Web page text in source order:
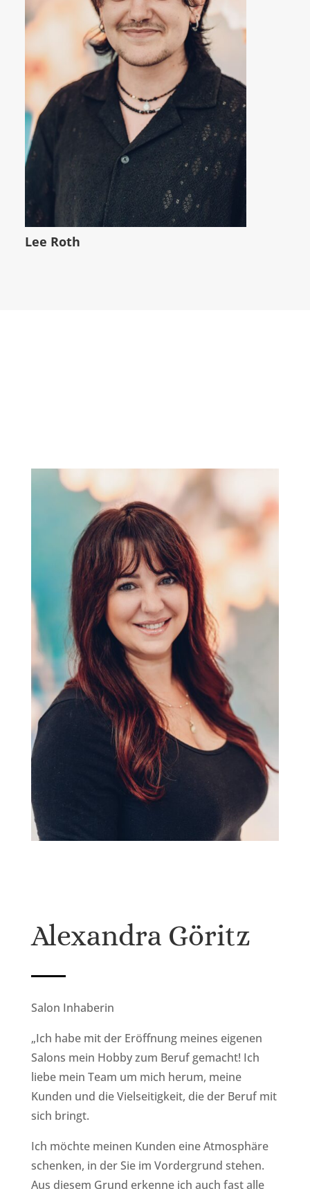
Lee Roth
Alexandra Göritz
Salon Inhaberin
„Ich habe mit der Eröffnung meines eigenen
Salons mein Hobby zum Beruf gemacht! Ich
liebe mein Team um mich herum, meine
Kunden und die Vielseitigkeit, die der Beruf mit
sich bringt.
Ich möchte meinen Kunden eine Atmosphäre
schenken, in der Sie im Vordergrund stehen.
Aus diesem Grund erkenne ich auch fast alle